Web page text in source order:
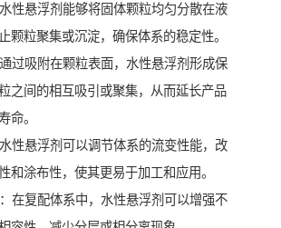
性悬浮剂能够将固体颗粒均匀分散在液
颗粒聚集或沉淀，确保体系的稳定性。
过吸附在颗粒表面，水性悬浮剂形成保
之间的相互吸引或聚集，从而延长产品
命。
性悬浮剂可以调节体系的流变性能，改
和涂布性，使其更易于加工和应用。
在复配体系中，水性悬浮剂可以增强不